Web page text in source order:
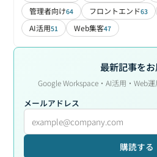
管理者向け64 フロントエンド63
AI活用51 Web集客47
最新記事を
Google Workspace・AI活用・Web
メールアドレス
購読する